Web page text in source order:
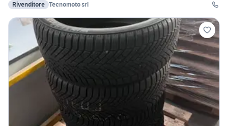
Rivenditore Tecnomoto srl